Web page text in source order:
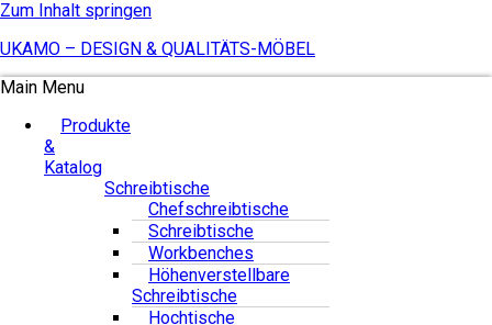
Zum Inhalt springen
UKAMO – DESIGN & QUALITÄTS-MÖBEL
Main Menu
Produkte
&
Katalog
Schreibtische
Chefschreibtische
Schreibtische
Workbenches
Höhenverstellbare
Schreibtische
Hochtische